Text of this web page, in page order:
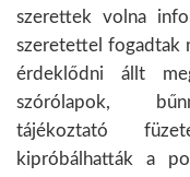
szerettek volna
szeretettel fogadtak
érdeklődni állt
szórólapok,
tájékoztató
kipróbálhatták a